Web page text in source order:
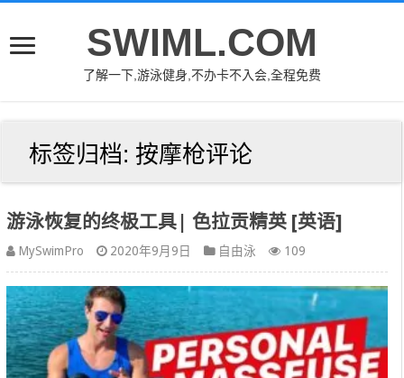
SWIML.COM
了解一下,游泳健身,不办卡不入会,全程免费
标签归档: 按摩枪评论
游泳恢复的终极工具| 色拉贡精英 [英语]
MySwimPro 2020年9月9日 自由泳 109